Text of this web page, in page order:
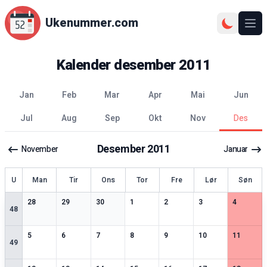
Ukenummer.com
Kalenderdesember2011
jan feb mar apr mai
jun
jul
aug sep okt nov des
November Desember2011 Januar
Uke Man Tir Ons Tor Fre Lør Søn
48
28
2spesielle datoer
29
2spesielle datoer
30
3spesielle datoer
13 spesielle datoer
2
2spesielle datoer
3
2spesielle datoer
4
2
49
5
4spesielle datoer
6
3spesielle datoer
7
3spesielle datoer
8
2spesielle datoer
9
2spesielle datoer
10
2spesielle datoer
11
2